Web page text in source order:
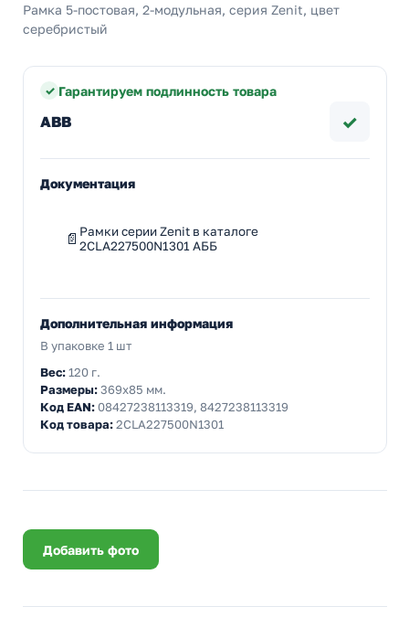
Рамка 5-постовая, 2-модульная, серия Zenit, цвет
серебристый
Гарантируем подлинность товара
ABB ✓
Документация
Рамки серии Zenit в каталоге
2CLA227500N1301 АББ
Дополнительная информация
В упаковке 1 шт
Вес:120 г.
Размеры:369x85 мм.
Код EAN:08427238113319, 8427238113319
Код товара:2CLA227500N1301
Добавить фото